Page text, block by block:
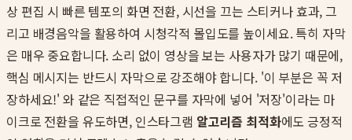
상 편집 시 빠른 템포의 화면 전환, 시선을 끄는 스티커나 효과, 그
리고 배경음악을 활용하여 시청각적 몰입도를 높이세요. 특히 자막
은 매우 중요합니다. 소리 없이 영상을 보는 사용자가 많기 때문에,
핵심 메시지는 반드시 자막으로 강조해야 합니다. '이 부분은 꼭 저
장하세요!' 와 같은 직접적인 문구를 자막에 넣어 '저장'이라는 마
이크로 전환을 유도하면, 인스타그램 알고리즘 최적화에도 긍정적